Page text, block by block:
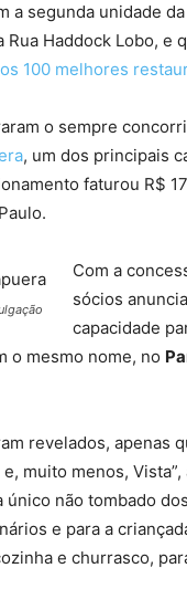
a segunda unidade
Rua Haddock Lobo, e
100 melhores
o sempre
, um dos principais
faturou R$
Com a
sócios
capacidade
o mesmo nome, no
revelados, apenas
muito menos,
único não tombado
e para a
e churrasco,